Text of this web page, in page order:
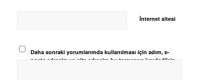
İnternet sitesi
Daha sonraki yorumlarımda kullanılması için adım, e-
posta adresim ve site adresim bu tarayıcıya kaydedilsin.